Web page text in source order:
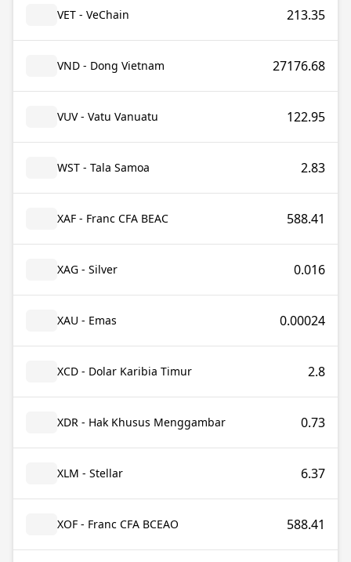
VET - VeChain 213.35
VND - Dong Vietnam 27176.68
VUV - Vatu Vanuatu 122.95
WST - Tala Samoa 2.83
XAF - Franc CFA BEAC 588.41
XAG - Silver 0.016
XAU - Emas 0.00024
XCD - Dolar Karibia Timur 2.8
XDR - Hak Khusus Menggambar 0.73
XLM - Stellar 6.37
XOF - Franc CFA BCEAO 588.41